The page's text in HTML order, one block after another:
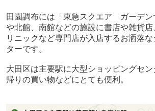
田園調布には「東急スクエア ガーデン
や北館、南館などの施設に書店や雑貨店
リニックなど専門店が入店するお洒落
ターです。
大田区は主要駅に大型ショッピングセ
帰りの買い物などにとても便利。